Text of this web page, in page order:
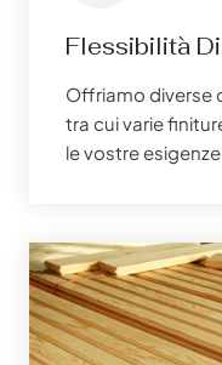
Flessibilità
Offriamo diverse
tra cui varie
le vostre